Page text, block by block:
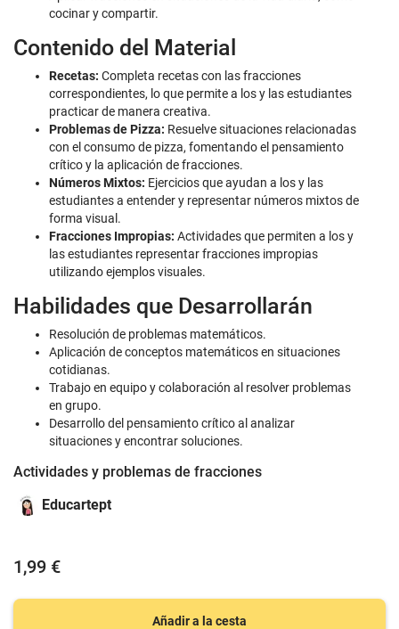
cocinar y compartir.
Contenido del Material
Recetas: Completa recetas con las fracciones
correspondientes, lo que permite a los y las estudiantes
practicar de manera creativa.
Problemas de Pizza: Resuelve situaciones relacionadas
con el consumo de pizza, fomentando el pensamiento
crítico y la aplicación de fracciones.
Números Mixtos: Ejercicios que ayudan a los y las
estudiantes a entender y representar números mixtos de
forma visual.
Fracciones Impropias: Actividades que permiten a los y
las estudiantes representar fracciones impropias
utilizando ejemplos visuales.
Habilidades que Desarrollarán
Resolución de problemas matemáticos.
Aplicación de conceptos matemáticos en situaciones
cotidianas.
Trabajo en equipo y colaboración al resolver problemas
en grupo.
Desarrollo del pensamiento crítico al analizar
situaciones y encontrar soluciones.
Actividades y problemas de fracciones
Educartept
1,99 €
Añadir a la cesta